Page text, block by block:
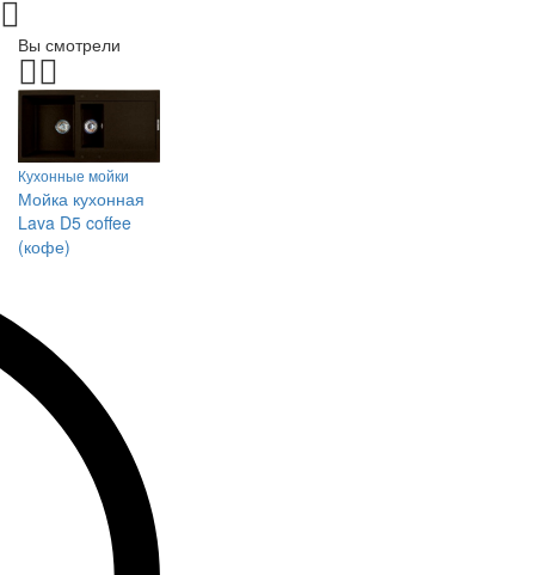
Вы смотрели
Кухонные мойки
Мойка кухонная
Lava D5 coffee
(кофе)